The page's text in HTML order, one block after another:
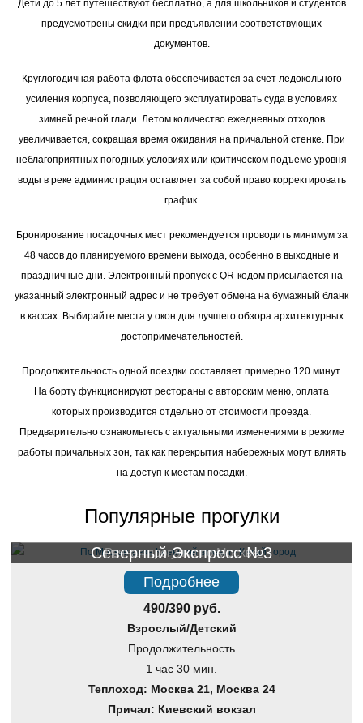
Дети до 5 лет путешествуют бесплатно, а для школьников и студентов
предусмотрены скидки при предъявлении соответствующих
документов.
Круглогодичная работа флота обеспечивается за счет ледокольного
усиления корпуса, позволяющего эксплуатировать суда в условиях
зимней речной глади. Летом количество ежедневных отходов
увеличивается, сокращая время ожидания на причальной стенке. При
неблагоприятных погодных условиях или критическом подъеме уровня
воды в реке администрация оставляет за собой право корректировать
график.
Бронирование посадочных мест рекомендуется проводить минимум за
48 часов до планируемого времени выхода, особенно в выходные и
праздничные дни. Электронный пропуск с QR-кодом присылается на
указанный электронный адрес и не требует обмена на бумажный бланк
в кассах. Выбирайте места у окон для лучшего обзора архитектурных
достопримечательностей.
Продолжительность одной поездки составляет примерно 120 минут.
На борту функционируют рестораны с авторским меню, оплата
которых производится отдельно от стоимости проезда.
Предварительно ознакомьтесь с актуальными изменениями в режиме
работы причальных зон, так как перекрытия набережных могут влиять
на доступ к местам посадки.
Популярные прогулки
Речная прогулка по Москве
Северный Экспресс №3
Подробнее
490/390 руб.
Взрослый/Детский
Продолжительность
1 час 30 мин.
Теплоход: Москва 21, Москва 24
Причал: Киевский вокзал